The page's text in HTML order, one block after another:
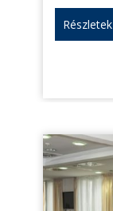
Részletek